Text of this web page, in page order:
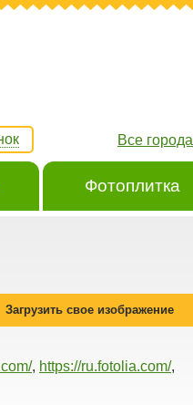
Все города
Фотоплитка
Загрузить свое изображение
, https://ru.fotolia.com/,